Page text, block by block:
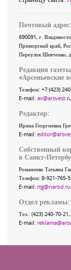
Почтовый адрес:
690091, г.
Приморский край,
Переулок Шевченко,
Редакция газеты
«Арсеньевские
Телефон: +7 (423)
E-mail: av@arsvest.ru
Редактор:
Ирина Георгиевна
E-mail:
Собственный
в Санкт-
Романенко Татьяна
Телефон: 8-921-765-
E-mail: rtg@narod.ru
Отдел рекламы:
Тел.: (423) 240-70-
E-mail: